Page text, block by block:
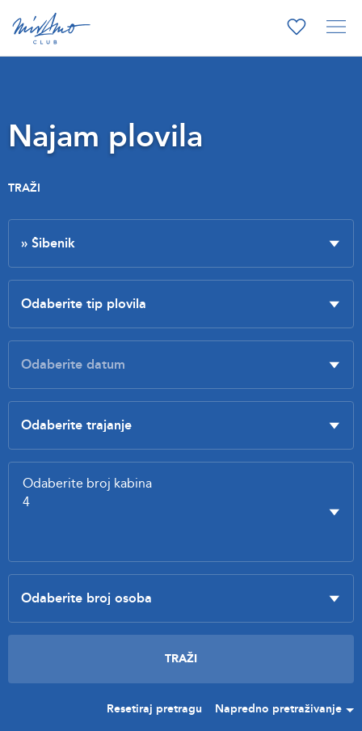
Najam plovila
TRAŽI
Resetiraj pretragu Napredno pretraživanje